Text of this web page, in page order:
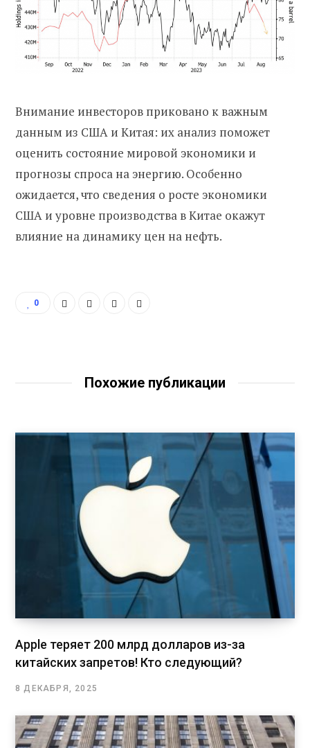
Внимание инвесторов приковано к важным
данным из США и Китая: их анализ поможет
оценить состояние мировой экономики и
прогнозы спроса на энергию. Особенно
ожидается, что сведения о росте экономики
США и уровне производства в Китае окажут
влияние на динамику цен на нефть.
0
Похожие публикации
Apple теряет 200 млрд долларов из-за
китайских запретов! Кто следующий?
8 ДЕКАБРЯ, 2025